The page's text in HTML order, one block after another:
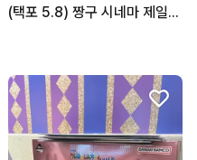
(택포 5.8) 짱구 시네마 제일복권 타마유라브라더스